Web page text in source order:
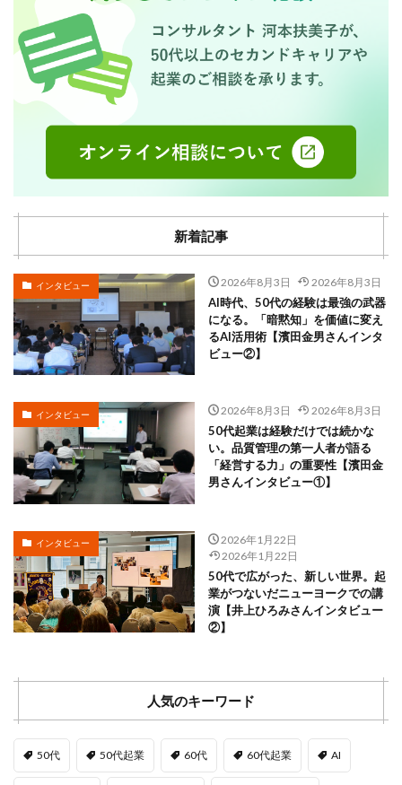
新着記事
インタビュー 2026年8月3日 2026年8月3日
AI時代、50代の経験は最強の武器
になる。「暗黙知」を価値に変え
るAI活用術【濱田金男さんインタ
ビュー②】
インタビュー 2026年8月3日 2026年8月3日
50代起業は経験だけでは続かな
い。品質管理の第一人者が語る
「経営する力」の重要性【濱田金
男さんインタビュー①】
インタビュー
2026年1月22日
2026年1月22日
50代で広がった、新しい世界。起
業がつないだニューヨークでの講
演【井上ひろみさんインタビュー
②】
人気のキーワード
50代 50代起業 60代 60代起業 AI